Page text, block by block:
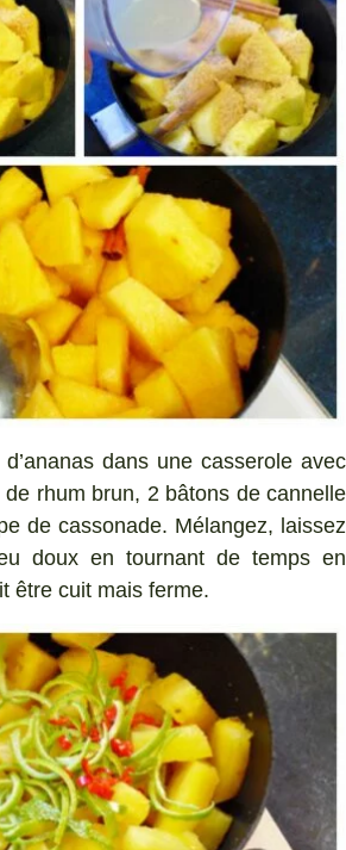
dans une casserole avec
rhum brun, 2 bâtons de cannelle
de cassonade. Mélangez, laissez
doux en tournant de temps en
être cuit mais ferme.